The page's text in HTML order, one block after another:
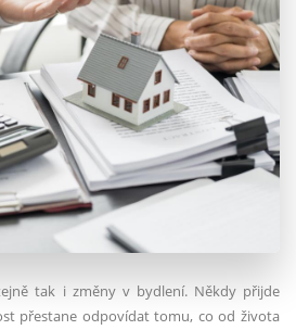
tak i změny v bydlení. Někdy přijde
přestane odpovídat tomu, co od života